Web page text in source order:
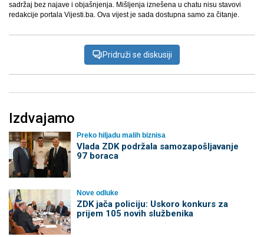
sadržaj bez najave i objašnjenja. Mišljenja iznešena u chatu nisu stavovi
redakcije portala Vijesti.ba. Ova vijest je sada dostupna samo za čitanje.
Pridruži se diskusiji
Izdvajamo
Preko hiljadu malih biznisa
Vlada ZDK podržala samozapošljavanje
97 boraca
Nove odluke
ZDK jača policiju: Uskoro konkurs za
prijem 105 novih službenika